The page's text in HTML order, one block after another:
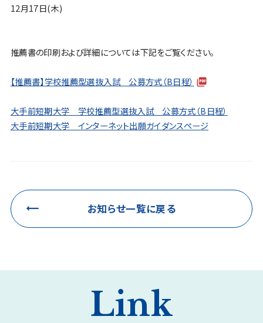
12月17日(木)
推薦書の印刷および詳細については下記をご覧ください。
【推薦書】学校推薦型選抜入試 公募方式（B日程）
大手前短期大学 学校推薦型選抜入試 公募方式（B日程）
大手前短期大学 インターネット出願ガイダンスページ
お知らせ一覧に戻る
Link